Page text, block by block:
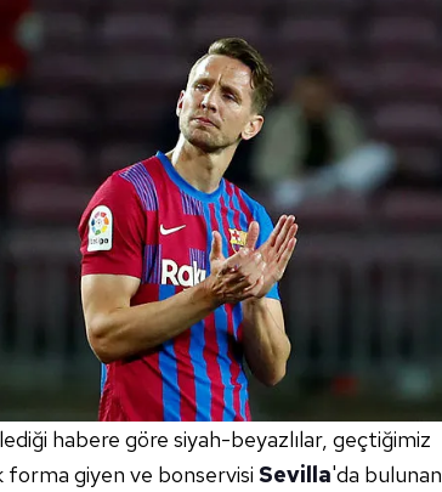
habere göre siyah-beyazlılar, geçtiğimiz
forma giyen ve bonservisi Sevilla'da bulunan